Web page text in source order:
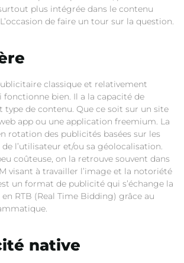
plus intégrée dans le contenu
de faire un tour sur la question.
classique et relativement
bien. Il a la capacité de
type de contenu. Que ce soit sur un site
app ou une application freemium. La
rotation des publicités basées sur les
l’utilisateur et/ou sa géolocalisation.
coûteuse, on la retrouve souvent dans
visant à travailler l’image et la notoriété
un format de publicité qui s’échange la
RTB (Real Time Bidding) grâce au
native